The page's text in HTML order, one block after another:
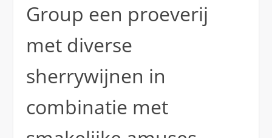
Group een proeverij
met diverse
sherrywijnen in
combinatie met